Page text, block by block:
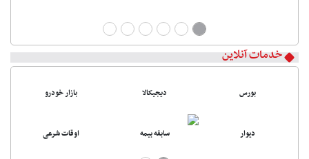
خدمات آنلاین
بورس دیجیکالا بازار خودرو
دیوار سابقه بیمه اوقات شرعی